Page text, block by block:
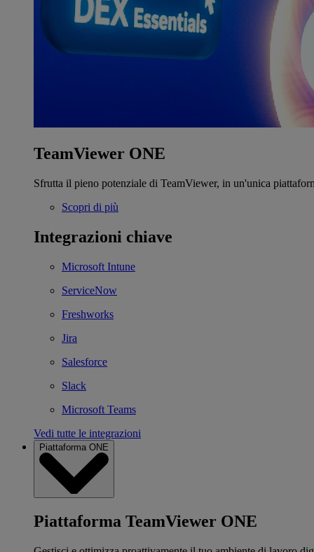
TeamViewer ONE
Sfrutta il pieno potenziale di TeamViewer, in un'unica
Scopri di più
Integrazioni chiave
Microsoft Intune
ServiceNow
Freshworks
Jira
Salesforce
Slack
Microsoft Teams
Vedi tutte le integrazioni
Piattaforma ONE
Piattaforma TeamViewer ONE